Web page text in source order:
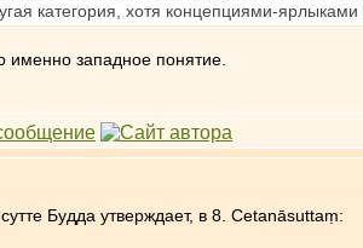
категория, хотя концепциями-
именно западное понятие.
Будда утверждает, в 8. Cetanāsuttaṃ: